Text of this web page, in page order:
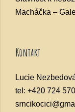
Macháčka –
Kontakt
Lucie
tel: +420 724